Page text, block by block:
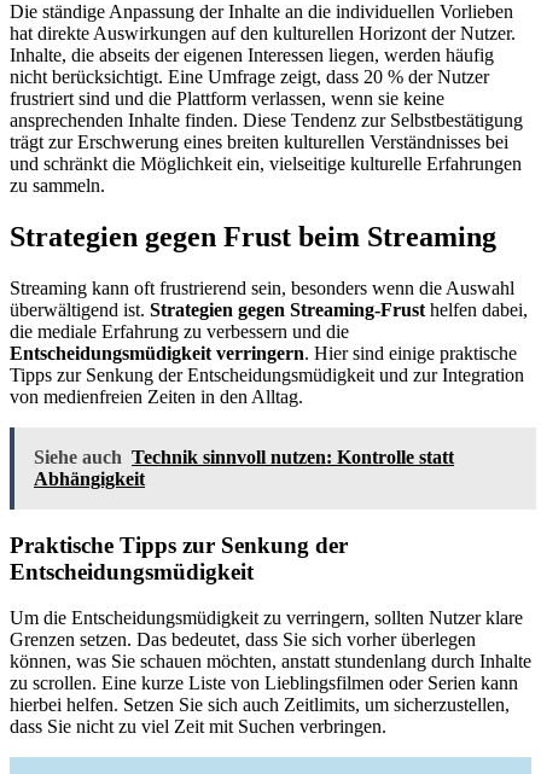
Die ständige Anpassung der Inhalte an die individuellen Vorlieben
hat direkte Auswirkungen auf den kulturellen Horizont der Nutzer.
Inhalte, die abseits der eigenen Interessen liegen, werden häufig
nicht berücksichtigt. Eine Umfrage zeigt, dass 20 % der Nutzer
frustriert sind und die Plattform verlassen, wenn sie keine
ansprechenden Inhalte finden. Diese Tendenz zur Selbstbestätigung
trägt zur Erschwerung eines breiten kulturellen Verständnisses bei
und schränkt die Möglichkeit ein, vielseitige kulturelle Erfahrungen
zu sammeln.
Strategien gegen Frust beim Streaming
Streaming kann oft frustrierend sein, besonders wenn die Auswahl
überwältigend ist. Strategien gegen Streaming-Frust helfen dabei,
die mediale Erfahrung zu verbessern und die
Entscheidungsmüdigkeit verringern. Hier sind einige praktische
Tipps zur Senkung der Entscheidungsmüdigkeit und zur Integration
von medienfreien Zeiten in den Alltag.
Siehe auch Technik sinnvoll nutzen: Kontrolle statt
Abhängigkeit
Praktische Tipps zur Senkung der
Entscheidungsmüdigkeit
Um die Entscheidungsmüdigkeit zu verringern, sollten Nutzer klare
Grenzen setzen. Das bedeutet, dass Sie sich vorher überlegen
können, was Sie schauen möchten, anstatt stundenlang durch Inhalte
zu scrollen. Eine kurze Liste von Lieblingsfilmen oder Serien kann
hierbei helfen. Setzen Sie sich auch Zeitlimits, um sicherzustellen,
dass Sie nicht zu viel Zeit mit Suchen verbringen.